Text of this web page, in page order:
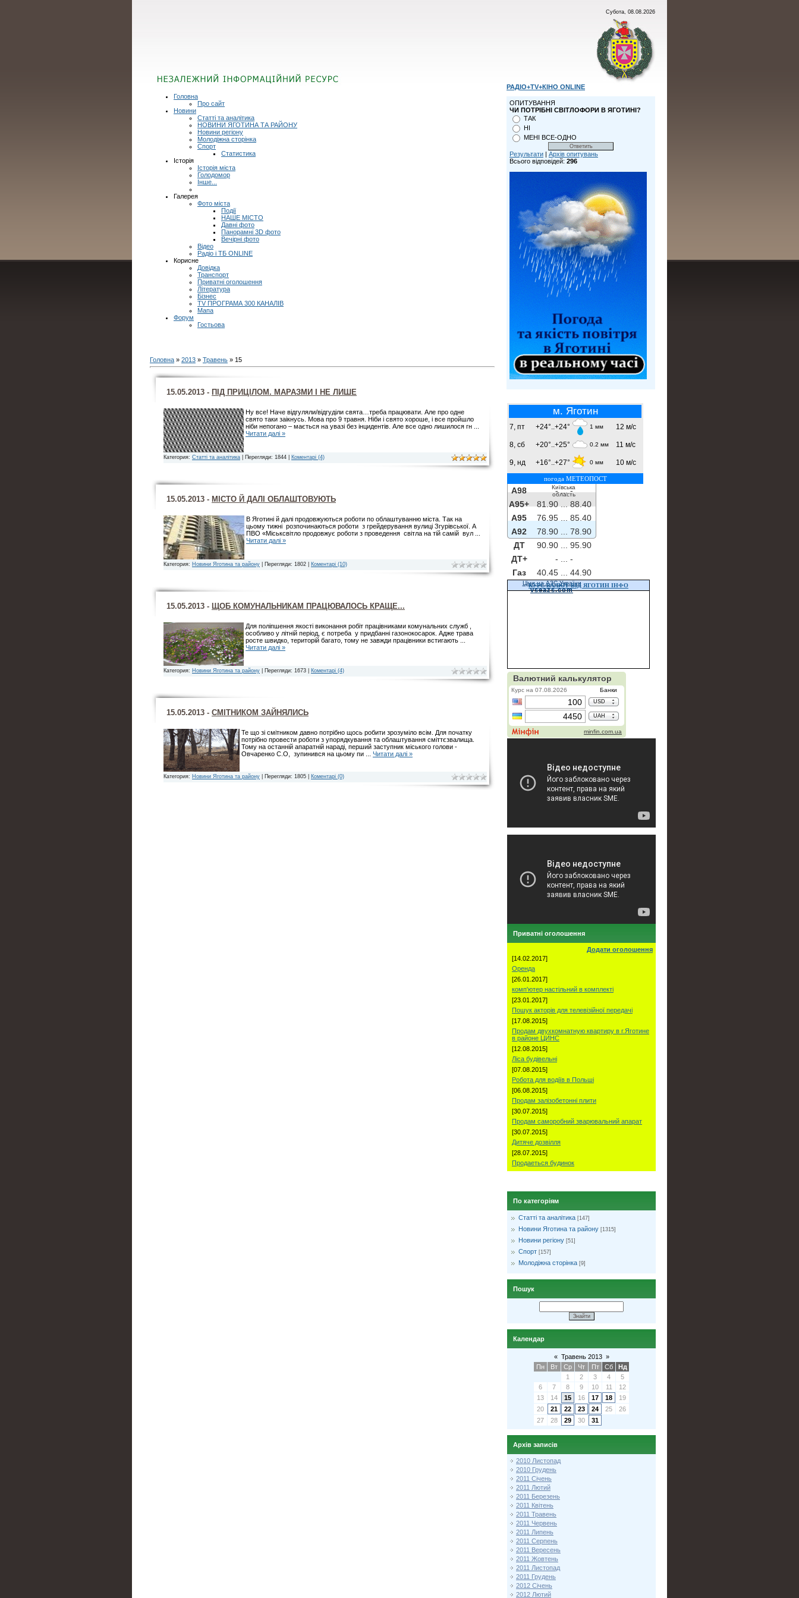
Субота, 08.08.2026
Головна
Про сайт
Новини
Статті та аналітика
НОВИНИ ЯГОТИНА ТА РАЙОНУ
Новини регіону
Молодіжна сторінка
Спорт
Статистика
Історія
Історія міста
Голодомор
Інше...
Галерея
Фото міста
Події
НАШЕ МІСТО
Давні фото
Панорамні 3D фото
Вечірні фото
Відео
Радіо і ТБ ONLINE
Корисне
Довідка
Транспорт
Приватні оголошення
Література
Бізнес
TV ПРОГРАМА 300 КАНАЛІВ
Мапа
Форум
Гостьова
Головна » 2013 » Травень » 15
15.05.2013 - ПІД ПРИЦІЛОМ. МАРАЗМИ І НЕ ЛИШЕ
Ну все! Наче відгуляли/відгуділи свята…треба працювати. Але про одне
свято таки заікнусь. Мова про 9 травня. Ніби і свято хороше, і все пройшло
ніби непогано – мається на увазі без інцидентів. Але все одно лишилося гн
Читати далі »
Категория: Статті та аналітика | Перегляди: 1844 | Коментарі (4)
15.05.2013 - МІСТО Й ДАЛІ ОБЛАШТОВУЮТЬ
В Яготині й далі продовжуються роботи по облаштуванню міста. Так на
цьому тижні розпочинаються роботи з грейдерування вулиці Згурівської. А
ПВО «Міськсвітло продовжує роботи з проведення світла на тій самій вул
Читати далі »
Категория: Новини Яготина та району | Перегляди: 1802 | Коментарі (10)
15.05.2013 - ЩОБ КОМУНАЛЬНИКАМ ПРАЦЮВАЛОСЬ КРАЩЕ...
Для поліпшення якості виконання робіт працівниками комунальних служб ,
особливо у літній період, є потреба у придбанні газонокосарок. Адже трава
росте швидко, територій багато, тому не завжди працівники встигають
Читати далі »
Категория: Новини Яготина та району | Перегляди: 1673 | Коментарі (4)
15.05.2013 - СМІТНИКОМ ЗАЙНЯЛИСЬ
Те що зі смітником давно потрібно щось робити зрозуміло всім. Для початку
потрібно провести роботи з упорядкування та облаштування сміттєзвалища.
Тому на останній апаратній нараді, перший заступник міського голови -
Овчаренко С.О, зупинився на цьому пи
Читати далі »
Категория: Новини Яготина та району | Перегляди: 1805 | Коментарі (0)
РАДІО+TV+КІНО ONLINE
ОПИТУВАННЯ
ЧИ ПОТРІБНІ СВІТЛОФОРИ В ЯГОТИНІ?
ТАК
НІ
МЕНІ ВСЕ-ОДНО
Результати | Архів опитувань
Всього відповідей: 296
м. Яготин
7, пт +24°..+24° 1 мм 12 м/с
8, сб +20°..+25° 0.2 мм 11 м/с
9, нд +16°..+27° 0 мм 10 м/с
погода МЕТЕОПОСТ
Київська
область
A98 - ...-
A95+
81.90 ...
88.40
A95
76.95 ...
85.40
A92
78.90 ...
78.90
ДТ
90.90 ...
95.90
ДТ+
- ...
-
Газ
40.45 ... 44.90
Ціни на АЗС України
vseazs.com
КУРС ВАЛЮТ ВІД ЯГОТИН ІНФО
Приватні оголошення
Додати оголошення
[14.02.2017]
Оренда
[26.01.2017]
комп'ютер настільний в комплекті
[23.01.2017]
Пошук акторів для телевізійної передачі
[17.08.2015]
Продам двухкомнатную квартиру в г.Яготине
в районе ЦИНС
[12.08.2015]
Ліса будівельні
[07.08.2015]
Робота для водіїв в Польші
[06.08.2015]
Продам залізобетонні плити
[30.07.2015]
Продам саморобний зварювальний апарат
[30.07.2015]
Дитяче дозвілля
[28.07.2015]
Продаеться будинок
По категоріям
Статті та аналітика [147]
Новини Яготина та району [1315]
Новини регіону [51]
Спорт [157]
Молодіжна сторінка [9]
Пошук
Календар
« Травень 2013 »
Пн
Вт Ср Чт Пт Сб
Нд
1
2 3 4
5
6
7 8 9 10 11
12
13
14 15 16 17 18
19
20
21 22 23 24 25
26
27
28 29 30 31
Архів записів
2010 Листопад
2010 Грудень
2011 Січень
2011 Лютий
2011 Березень
2011 Квітень
2011 Травень
2011 Червень
2011 Липень
2011 Серпень
2011 Вересень
2011 Жовтень
2011 Листопад
2011 Грудень
2012 Січень
2012 Лютий